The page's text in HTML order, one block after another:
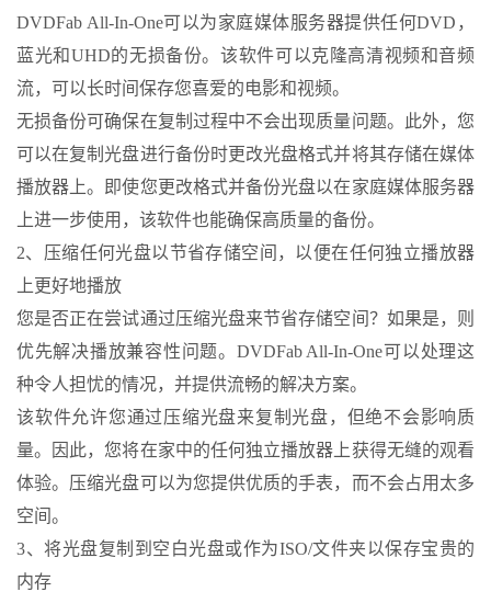
DVDFab All-In-One可以为家庭媒体服务器提供任何DVD，
蓝光和UHD的无损备份。该软件可以克隆高清视频和音频
流，可以长时间保存您喜爱的电影和视频。
无损备份可确保在复制过程中不会出现质量问题。此外，您
可以在复制光盘进行备份时更改光盘格式并将其存储在媒体
播放器上。即使您更改格式并备份光盘以在家庭媒体服务器
上进一步使用，该软件也能确保高质量的备份。
2、压缩任何光盘以节省存储空间，以便在任何独立播放器
上更好地播放
您是否正在尝试通过压缩光盘来节省存储空间？如果是，则
优先解决播放兼容性问题。DVDFab All-In-One可以处理这
种令人担忧的情况，并提供流畅的解决方案。
该软件允许您通过压缩光盘来复制光盘，但绝不会影响质
量。因此，您将在家中的任何独立播放器上获得无缝的观看
体验。压缩光盘可以为您提供优质的手表，而不会占用太多
空间。
3、将光盘复制到空白光盘或作为ISO/文件夹以保存宝贵的
内存